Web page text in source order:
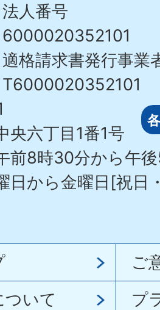
法人番号
6000020352101
適格請求書発行事業
T6000020352101
央六丁目1番1号
前8時30分から午
日から金曜日[祝日
ご
いて
プ